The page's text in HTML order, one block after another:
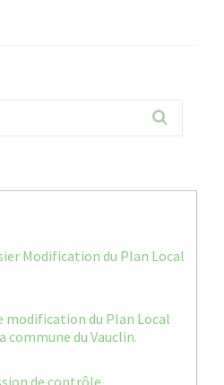
Modification du Plan Local
modification du Plan Local
commune du Vauclin.
de contrôle